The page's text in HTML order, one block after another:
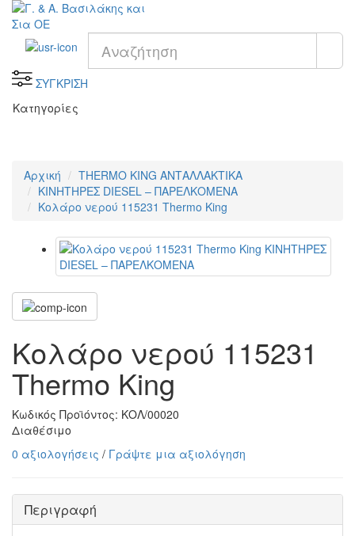
ΣΥΓΚΡΙΣΗ
Κατηγορίες
Αρχική
THERMO KING ΑΝΤΑΛΛΑΚΤΙΚΑ
KΙΝΗΤΗΡΕΣ DIESEL – ΠΑΡΕΛΚΟΜΕΝΑ
Κολάρο νερού 115231 Thermo King
Κολάρο νερού 115231
Thermo King
Κωδικός Προϊόντος: ΚΟΛ/00020
Διαθέσιμο
0 αξιολογήσεις / Γράψτε μια αξιολόγηση
Περιγραφή